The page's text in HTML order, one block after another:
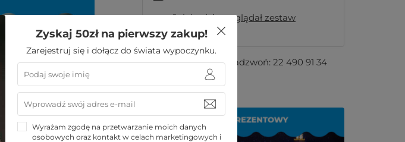
Jak będzie wyglądał zestaw
upominkowy?
Masz pytania?Zadzwoń: 22 490 91 34
Podobne oferty:
Zyskaj 50zł na pierwszy zakup!
Zarejestruj się i dołącz do świata wypoczynku.
Wyrażam zgodę na przetwarzanie moich danych
osobowych oraz kontakt w celach marketingowych i